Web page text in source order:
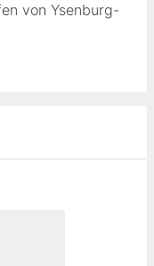
von Ysenburg-